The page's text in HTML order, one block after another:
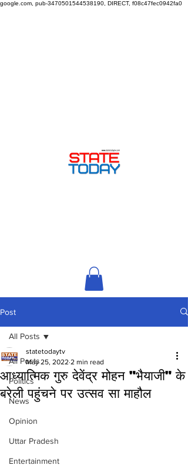
google.com, pub-3470501544538190, DIRECT, f08c47fec0942fa0
Post
All Posts
Politics
News
Opinion
Uttar Pradesh
Entertainment
All Posts
आध्यात्मिक गुरु देवेंद्र मोहन "भैयाजी" के
बरेली पहुंचने पर उत्सव सा माहौल
statetodaytv
May 25, 2022 2 min read